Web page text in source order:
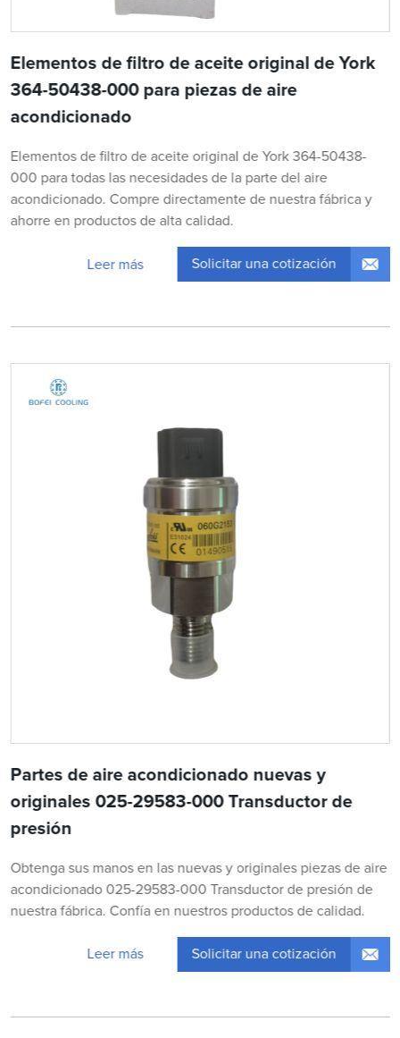
Elementos de filtro de aceite original de York
364-50438-000 para piezas de aire
acondicionado
Elementos de filtro de aceite original de York 364-50438-
000 para todas las necesidades de la parte del aire
acondicionado. Compre directamente de nuestra fábrica y
ahorre en productos de alta calidad.
Leer más Solicitar una cotización
Partes de aire acondicionado nuevas y
originales 025-29583-000 Transductor de
presión
Obtenga sus manos en las nuevas y originales piezas de aire
acondicionado 025-29583-000 Transductor de presión de
nuestra fábrica. Confía en nuestros productos de calidad.
Leer más Solicitar una cotización